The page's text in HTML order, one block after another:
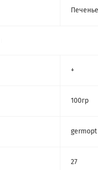
Печенье
+
100гр
germopt
27